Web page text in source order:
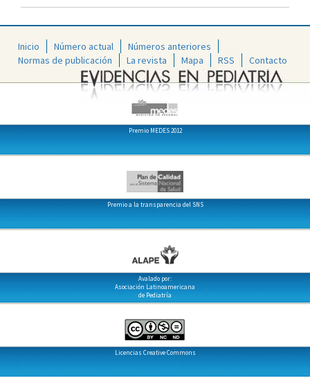
Inicio Número actual
Números anteriores
Normas de publicación
La revista Mapa RSS Contacto
Premio MEDES 2012
Premio a la transparencia del SNS
Avalado por:
Asociación Latinoamericana
de Pediatría
Licencias Creative Commons